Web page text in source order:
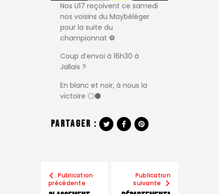
Nos U17 reçoivent ce samedi
nos voisins du Maybéléger
pour la suite du
championnat ⚽️
Coup d’envoi à 16h30 à
Jallais ?
En blanc et noir, à nous la
victoire ⚪️⚫️
Partager :
Publication
précédente
Publication
suivante